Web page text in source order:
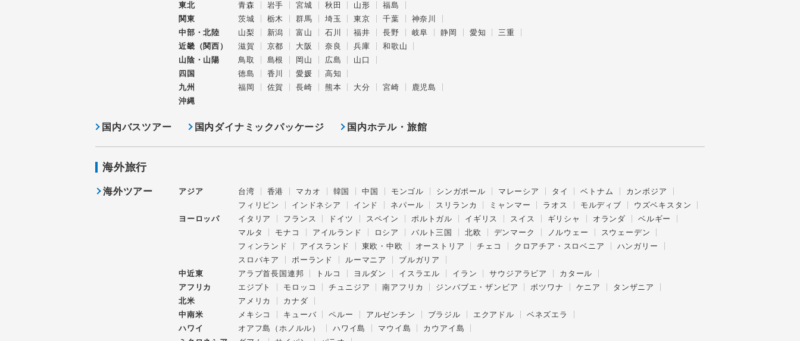
東北
青森 岩手 宮城 秋田 山形
福島
関東
茨城 栃木 群馬 埼玉 東京 千葉
神奈川
中部・北陸
山梨 新潟 富山 石川 福井 長野 岐阜 静岡 愛知
三重
近畿（関西）
滋賀 京都 大阪 奈良 兵庫
和歌山
山陰・山陽
鳥取 島根 岡山 広島
山口
四国
徳島 香川 愛媛
高知
九州
福岡 佐賀 長崎 熊本 大分 宮崎
鹿児島
沖縄
国内バスツアー 国内ダイナミックパッケージ 国内ホテル・旅館
海外旅行
海外ツアー アジア 台湾 香港 マカオ 韓国 中国 モンゴル シンガポール マレーシア タイ ベトナム
カンボジア
フィリピン
インドネシア インド ネパール スリランカ ミャンマー ラオス モルディブ
ウズベキスタン
ヨーロッパ
イタリア フランス ドイツ スペイン ポルトガル イギリス スイス ギリシャ オランダ
ベルギー
マルタ
モナコ アイルランド ロシア バルト三国 北欧 デンマーク ノルウェー
スウェーデン
フィンランド
アイスランド 東欧・中欧 オーストリア チェコ クロアチア・スロベニア
ハンガリー
スロバキア
ポーランド ルーマニア
ブルガリア
中近東
アラブ首長国連邦 トルコ ヨルダン イスラエル イラン サウジアラビア
カタール
アフリカ
エジプト モロッコ チュニジア 南アフリカ ジンバブエ・ザンビア ボツワナ ケニア
タンザニア
北米
アメリカ
カナダ
中南米
メキシコ キューバ ペルー アルゼンチン ブラジル エクアドル
ベネズエラ
ハワイ
オアフ島（ホノルル） ハワイ島 マウイ島
カウアイ島